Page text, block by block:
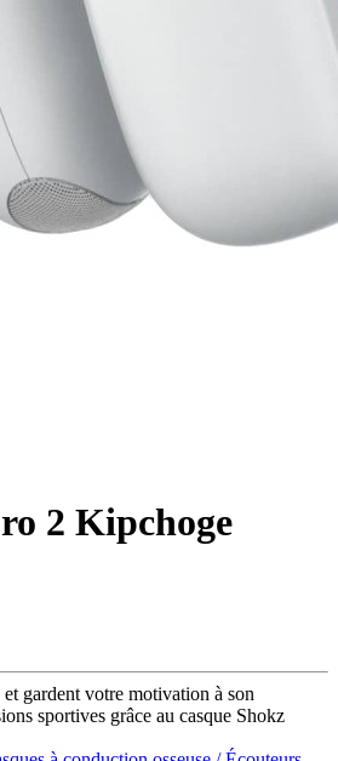
2 Kipchoge
gardent votre motivation à son
sportives grâce au casque Shokz